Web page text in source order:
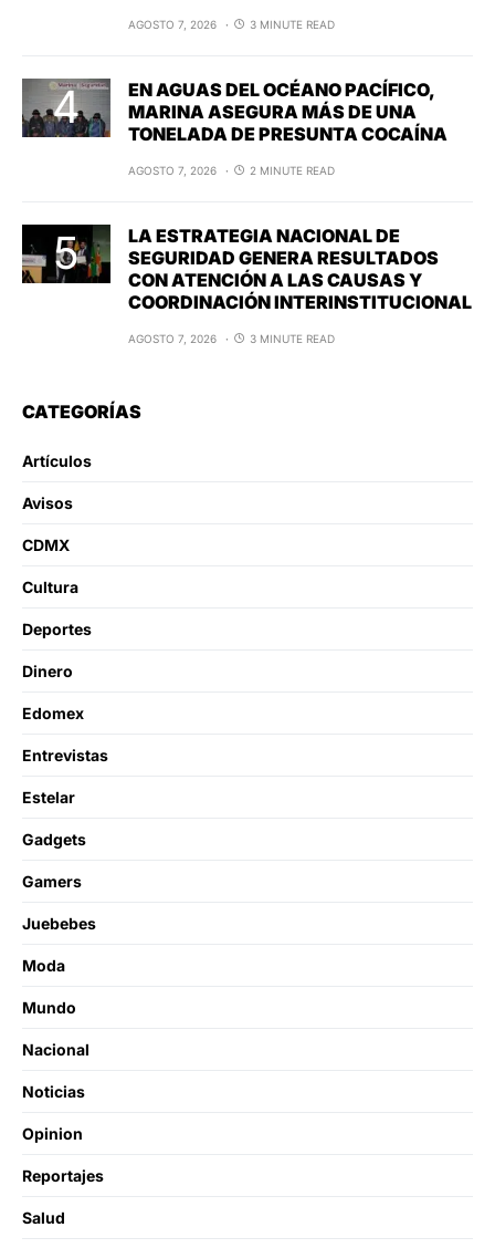
AGOSTO 7, 2026 3 MINUTE READ
EN AGUAS DEL OCÉANO PACÍFICO,
MARINA ASEGURA MÁS DE UNA
TONELADA DE PRESUNTA COCAÍNA
AGOSTO 7, 2026 2 MINUTE READ
LA ESTRATEGIA NACIONAL DE
SEGURIDAD GENERA RESULTADOS
CON ATENCIÓN A LAS CAUSAS Y
COORDINACIÓN INTERINSTITUCIONAL
AGOSTO 7, 2026 3 MINUTE READ
CATEGORÍAS
Artículos
Avisos
CDMX
Cultura
Deportes
Dinero
Edomex
Entrevistas
Estelar
Gadgets
Gamers
Juebebes
Moda
Mundo
Nacional
Noticias
Opinion
Reportajes
Salud